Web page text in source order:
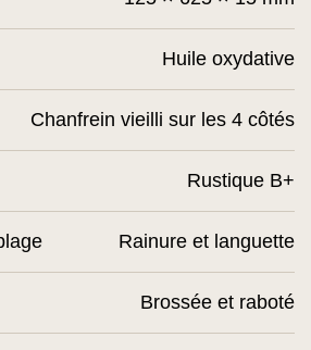
Huile oxydative
Chanfrein vieilli sur les 4 côtés
Rustique B+
Rainure et languette
Brossée et raboté